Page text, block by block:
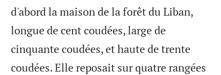
d'abord la maison de la forêt du Liban,
longue de cent coudées, large de
cinquante coudées, et haute de trente
coudées. Elle reposait sur quatre rangées